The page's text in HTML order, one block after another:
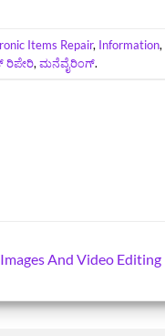
Items Repair, Information,
,ಮನೆವೈರಿಂಗ್.
And Video Editing